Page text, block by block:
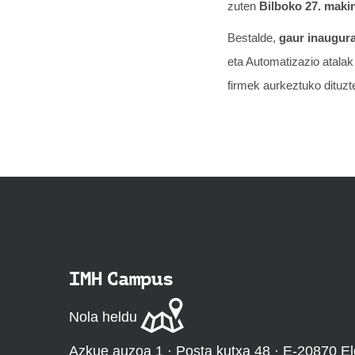
zuten Bilboko 27.
Bestalde, gaur
eta Automatizazio
firmek aurkeztuko
IMH Campus
Nola heldu
Azkue auzoa 1 · Posta kutxa 48 · E-20870